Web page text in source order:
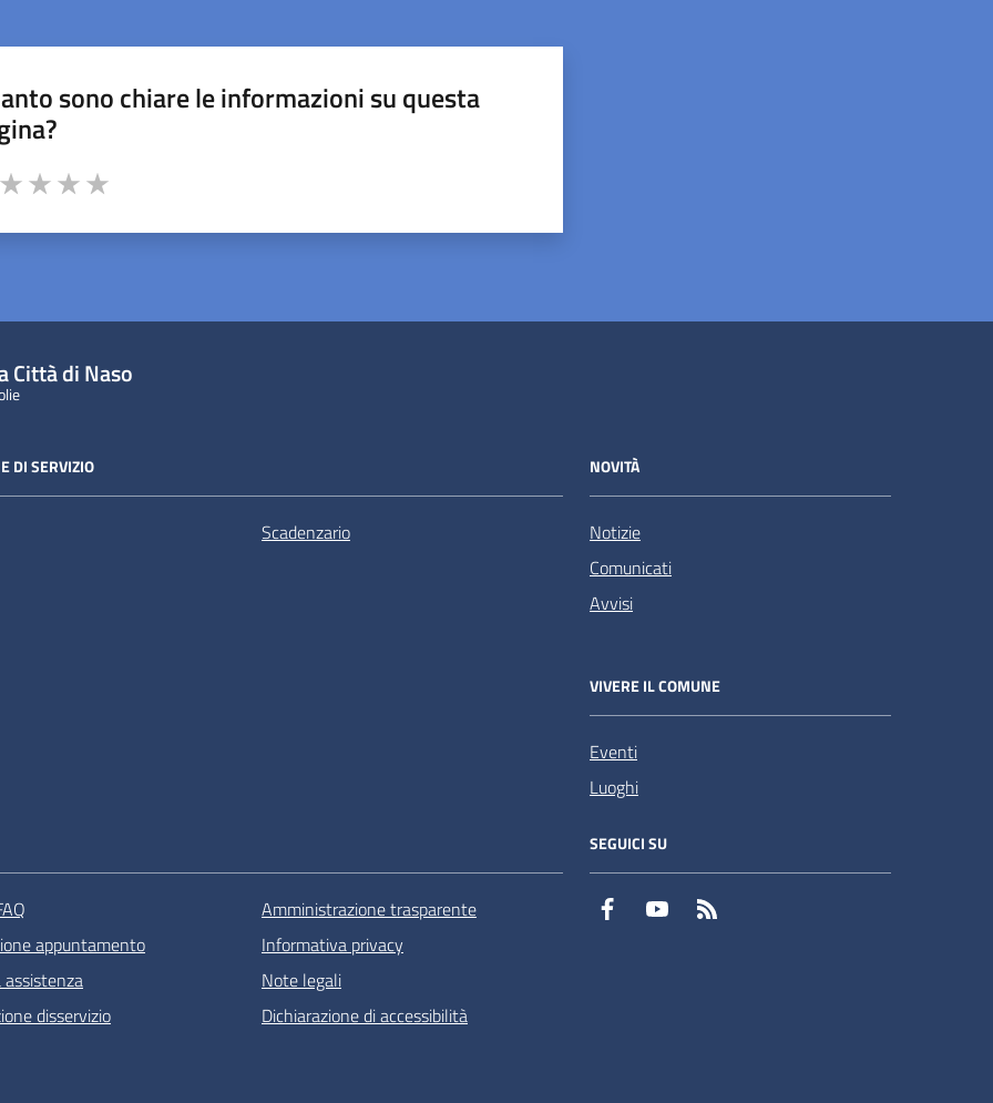
sono chiare le informazioni su questa
da 1 a 5 stelle la pagina
Città di Naso
DI SERVIZIO
Scadenzario
NOVITÀ
Notizie
Comunicati
Avvisi
VIVERE IL COMUNE
Eventi
Luoghi
appuntamento
disservizio
Amministrazione trasparente
Informativa privacy
Note legali
Dichiarazione di accessibilità
SEGUICI SU
Facebook YouTube